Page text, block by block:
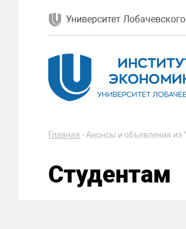
Университет Лобачевского
Главная -Анонсы и объявления из
Студентам